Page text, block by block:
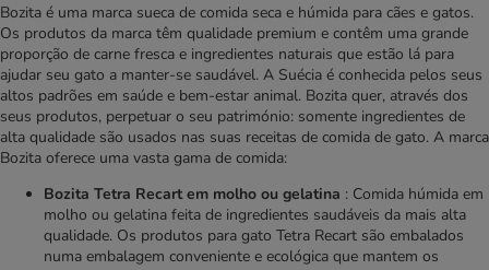
Bozita é uma marca sueca de comida seca e húmida para cães e gatos.
Os produtos da marca têm qualidade premium e contêm uma grande
proporção de carne fresca e ingredientes naturais que estão lá para
ajudar seu gato a manter-se saudável. A Suécia é conhecida pelos seus
altos padrões em saúde e bem-estar animal. Bozita quer, através dos
seus produtos, perpetuar o seu património: somente ingredientes de
alta qualidade são usados nas suas receitas de comida de gato. A marca
Bozita oferece uma vasta gama de comida:
Bozita Tetra Recart em molho ou gelatina : Comida húmida em
molho ou gelatina feita de ingredientes saudáveis da mais alta
qualidade. Os produtos para gato Tetra Recart são embalados
numa embalagem conveniente e ecológica que mantem os